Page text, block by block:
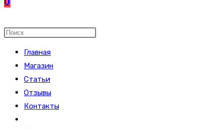
ПО
ВЕБ-
Поиск
сайтеГлавная
Магазин
Статьи
Отзывы
Контакты